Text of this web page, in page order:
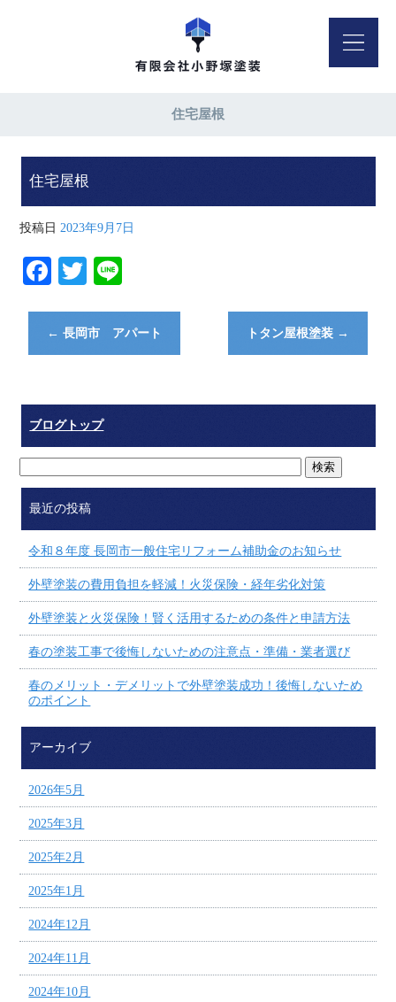
住宅屋根
住宅屋根
投稿日 2023年9月7日
Fa
bo
ok
T
tte
r
← 長岡市 アパート トタン屋根塗装 →
ブログトップ
最近の投稿
令和８年度 長岡市一般住宅リフォーム補助金のお知らせ
外壁塗装の費用負担を軽減！火災保険・経年劣化対策
外壁塗装と火災保険！賢く活用するための条件と申請方法
春の塗装工事で後悔しないための注意点・準備・業者選び
春のメリット・デメリットで外壁塗装成功！後悔しないため
のポイント
アーカイブ
2026年5月
2025年3月
2025年2月
2025年1月
2024年12月
2024年11月
2024年10月